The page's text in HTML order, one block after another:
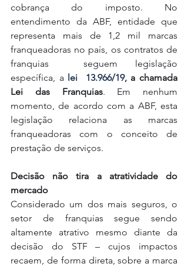
cobrança do imposto. No
entendimento da ABF, entidade que
representa mais de 1,2 mil marcas
franqueadoras no país, os contratos de
franquias  seguem legislação
específica, a lei  13.966/19, a chamada
Lei das Franquias. Em nenhum
momento, de acordo com a ABF, esta
legislação relaciona as marcas
franqueadoras com o conceito de
prestação de serviços.
Decisão não tira a atratividade do
mercado
Considerado um dos mais seguros, o
setor de franquias segue sendo
altamente atrativo mesmo diante da
decisão do STF – cujos impactos
recaem, de forma direta, sobre a marca